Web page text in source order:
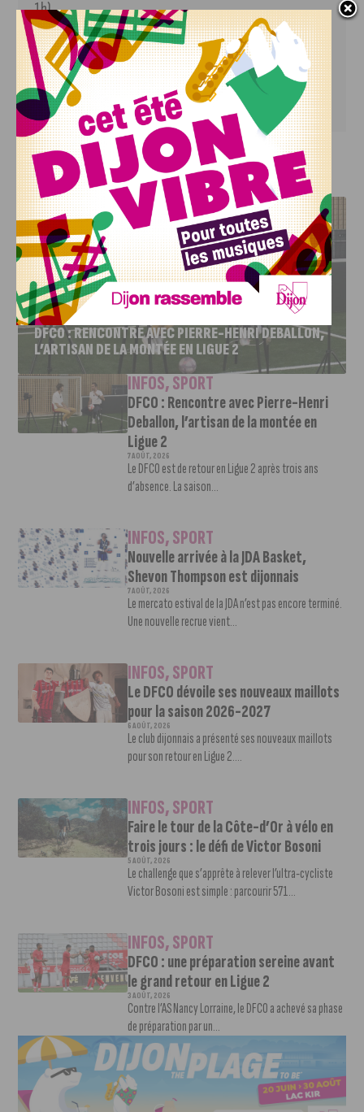
1h)
La Minoterie
Lien vers la billetterie en ligne - Réservations et
informations au 03 80 48 03 22 ou à
accueil@laminoterie-jeunepublic.com
J'AIME LE DFCO
DFCO : RENCONTRE AVEC PIERRE-HENRI DEBALLON,
L’ARTISAN DE LA MONTÉE EN LIGUE 2
INFOS,SPORT
DFCO : Rencontre avec Pierre-Henri
Deballon, l’artisan de la montée en
Ligue 2
7 AOÛT, 2026
Le DFCO est de retour en Ligue 2 après trois ans
d’absence. La saison...
INFOS,SPORT
Nouvelle arrivée à la JDA Basket,
Shevon Thompson est dijonnais
7 AOÛT, 2026
Le mercato estival de la JDA n’est pas encore terminé.
Une nouvelle recrue vient...
INFOS,SPORT
Le DFCO dévoile ses nouveaux maillots
pour la saison 2026-2027
6 AOÛT, 2026
Le club dijonnais a présenté ses nouveaux maillots
pour son retour en Ligue 2....
INFOS,SPORT
Faire le tour de la Côte-d’Or à vélo en
trois jours : le défi de Victor Bosoni
5 AOÛT, 2026
Le challenge que s’apprête à relever l’ultra-cycliste
Victor Bosoni est simple : parcourir 571...
INFOS,SPORT
DFCO : une préparation sereine avant
le grand retour en Ligue 2
3 AOÛT, 2026
Contre l’AS Nancy Lorraine, le DFCO a achevé sa phase
de préparation par un...